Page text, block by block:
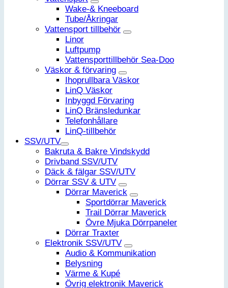
Wake-& Kneeboard
Tube/Åkringar
Vattensport tillbehör
Linor
Luftpump
Vattensporttillbehör Sea-Doo
Väskor & förvaring
Ihoprullbara Väskor
LinQ Väskor
Inbyggd Förvaring
LinQ Bränsledunkar
Telefonhållare
LinQ-tillbehör
SSV/UTV
Bakruta & Bakre Vindskydd
Drivband SSV/UTV
Däck & fälgar SSV/UTV
Dörrar SSV & UTV
Dörrar Maverick
Sportdörrar Maverick
Trail Dörrar Maverick
Övre Mjuka Dörrpaneler
Dörrar Traxter
Elektronik SSV/UTV
Audio & Kommunikation
Belysning
Värme & Kupé
Övrig elektronik Maverick